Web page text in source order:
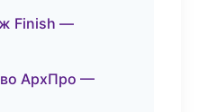
Finish —
АрхПро —